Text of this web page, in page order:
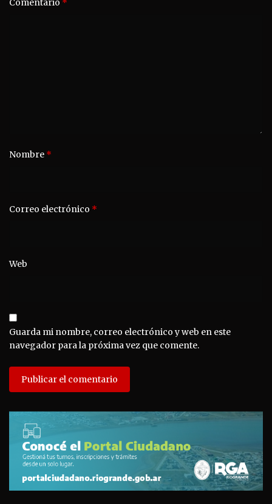
Comentario *
Nombre *
Correo electrónico *
Web
Guarda mi nombre, correo electrónico y web en este
navegador para la próxima vez que comente.